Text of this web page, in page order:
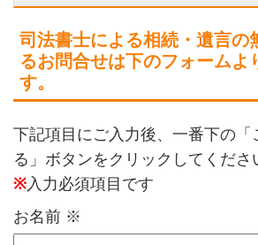
司法書士による相続・遺言の
るお問合せは下のフォームよ
す。
下記項目にご入力後、一番下の「
る」ボタンをクリックしてくださ
※入力必須項目です
お名前 ※